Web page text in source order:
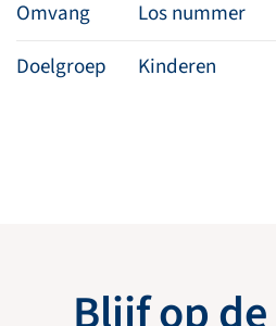
Omvang
Los nummer
Doelgroep
Kinderen